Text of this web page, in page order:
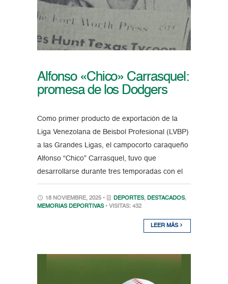
Alfonso «Chico» Carrasquel:
promesa de los Dodgers
Como primer producto de exportación de la
Liga Venezolana de Beisbol Profesional (LVBP)
a las Grandes Ligas, el campocorto caraqueño
Alfonso “Chico” Carrasquel, tuvo que
desarrollarse durante tres temporadas con el
18 NOVIEMBRE, 2025 • DEPORTES, DESTACADOS,
MEMORIAS DEPORTIVAS • VISITAS: 432
LEER MÁS